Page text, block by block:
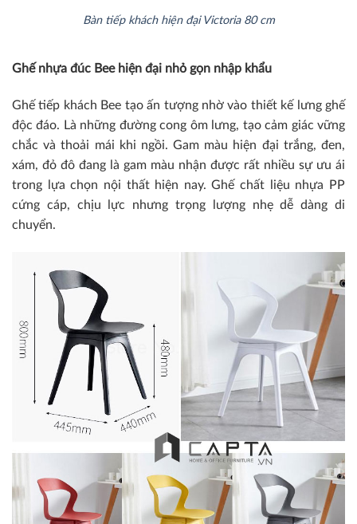
Bàn tiếp khách hiện đại Victoria 80 cm
Ghế nhựa đúc Bee hiện đại nhỏ gọn nhập khẩu
Ghế tiếp khách Bee tạo ấn tượng nhờ vào thiết kế lưng ghế
độc đáo. Là những đường cong ôm lưng, tạo cảm giác vững
chắc và thoải mái khi ngồi. Gam màu hiện đại trắng, đen,
xám, đỏ đô đang là gam màu nhận được rất nhiều sự ưu ái
trong lựa chọn nội thất hiện nay. Ghế chất liệu nhựa PP
cứng cáp, chịu lực nhưng trọng lượng nhẹ dễ dàng di
chuyển.